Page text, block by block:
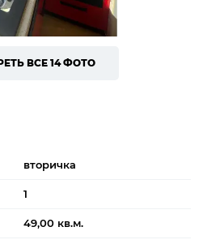
ВСЕ 14 ФОТО
вторичка
1
49,00 кв.м.